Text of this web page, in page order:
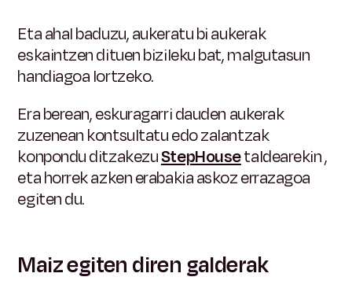
Eta ahal baduzu, aukeratu bi aukerak
eskaintzen dituen bizileku bat, malgutasun
handiagoa lortzeko.
Era berean, eskuragarri dauden aukerak
zuzenean kontsultatu edo zalantzak
konpondu ditzakezuStepHousetaldearekin,
eta horrek azken erabakia askoz errazagoa
egiten du.
Maiz egiten diren galderak